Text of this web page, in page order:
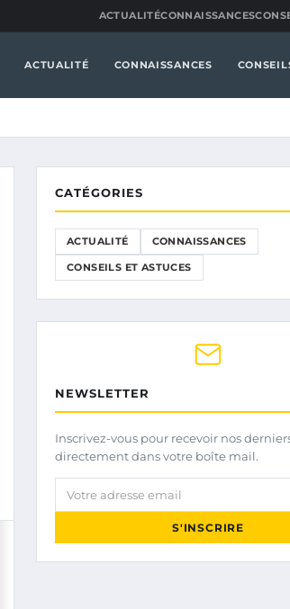
ACTUALITÉCONNAISSANCES
ACTUALITÉ CONNAISSANCES
CATÉGORIES
ACTUALITÉ CONNAISSANCES
CONSEILS ET ASTUCES
NEWSLETTER
Inscrivez-vous pour recevoir nos
directement dans votre boîte mail.
Votre adresse email
S'INSCRIRE